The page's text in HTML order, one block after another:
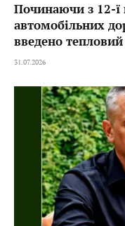
Починаючи з 12-ї
автомобільних
введено
31.07.2026